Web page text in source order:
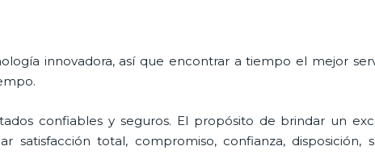
innovadora, así que encontrar a tiempo el mejor
confiables y seguros. El propósito de brindar un
satisfacción total, compromiso, confianza, disposición,